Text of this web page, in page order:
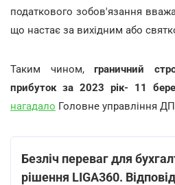
податкового зобов'язання
що настає за вихідним або
Таким чином,граничний
прибуток за 2023 рік- 11
нагадало Головне управління
Безліч переваг для
рішення LIGA360.